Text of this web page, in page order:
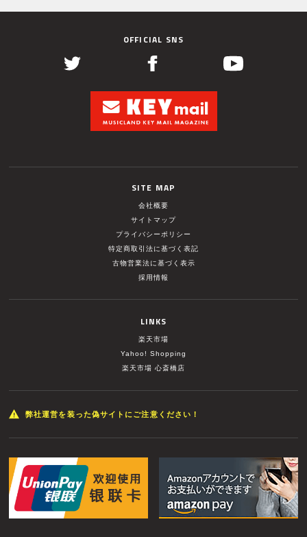
OFFICIAL SNS
SITE MAP
会社概要
サイトマップ
プライバシーポリシー
特定商取引法に基づく表記
古物営業法に基づく表示
採用情報
LINKS
楽天市場
Yahoo! Shopping
楽天市場 心斎橋店
弊社運営を装った偽サイトにご注意ください！